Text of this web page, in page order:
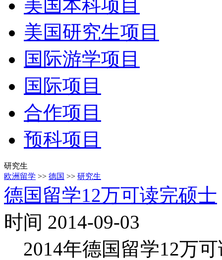
美国本科项目
美国研究生项目
国际游学项目
国际项目
合作项目
预科项目
研究生
欧洲留学 >> 德国 >> 研究生
德国留学12万可读完硕士
时间 2014-09-03
2014年德国留学12万